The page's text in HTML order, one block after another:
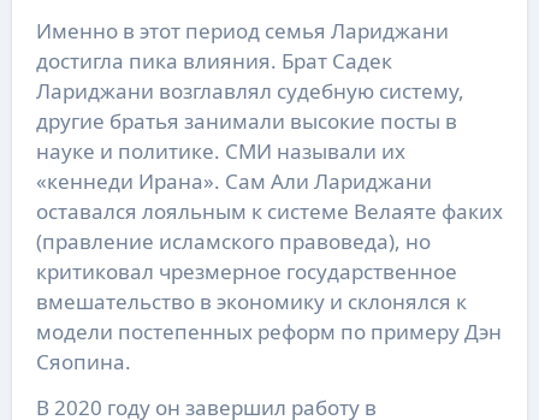
Именно в этот период семья Лариджани
достигла пика влияния. Брат Садек
Лариджани возглавлял судебную систему,
другие братья занимали высокие посты в
науке и политике. СМИ называли их
«кеннеди Ирана». Сам Али Лариджани
оставался лояльным к системе Велаяте факих
(правление исламского правоведа), но
критиковал чрезмерное государственное
вмешательство в экономику и склонялся к
модели постепенных реформ по примеру Дэн
Сяопина.
В 2020 году он завершил работу в